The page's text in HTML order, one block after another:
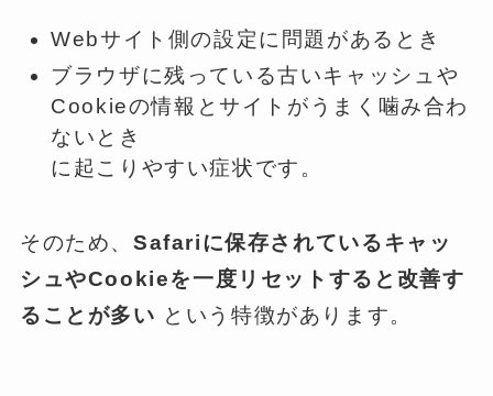
Webサイト側の設定に問題があるとき
ブラウザに残っている古いキャッシュや
Cookieの情報とサイトがうまく噛み合わ
ないとき
に起こりやすい症状です。
そのため、 Safariに保存されているキャッ
シュやCookieを一度リセットすると改善す
ることが多い という特徴があります。